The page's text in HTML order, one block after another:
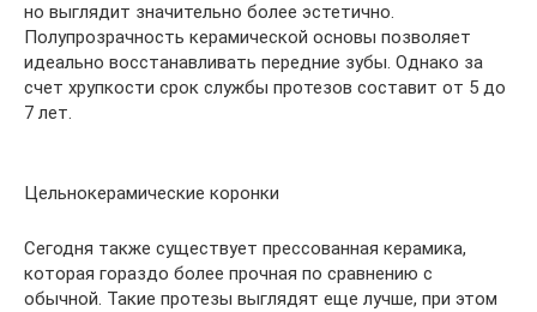
но выглядит значительно более эстетично.
Полупрозрачность керамической основы позволяет
идеально восстанавливать передние зубы. Однако за
счет хрупкости срок службы протезов составит от 5 до
7 лет.
Цельнокерамические коронки
Сегодня также существует прессованная керамика,
которая гораздо более прочная по сравнению с
обычной. Такие протезы выглядят еще лучше, при этом